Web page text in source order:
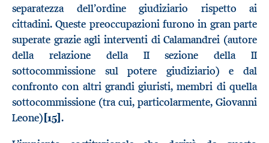
separatezza dell’ordine giudiziario rispetto ai
cittadini. Queste preoccupazioni furono in gran parte
superate grazie agli interventi di Calamandrei (autore
della relazione della II sezione della II
sottocommissione sul potere giudiziario) e dal
confronto con altri grandi giuristi, membri di quella
sottocommissione (tra cui, particolarmente, Giovanni
Leone) [15].